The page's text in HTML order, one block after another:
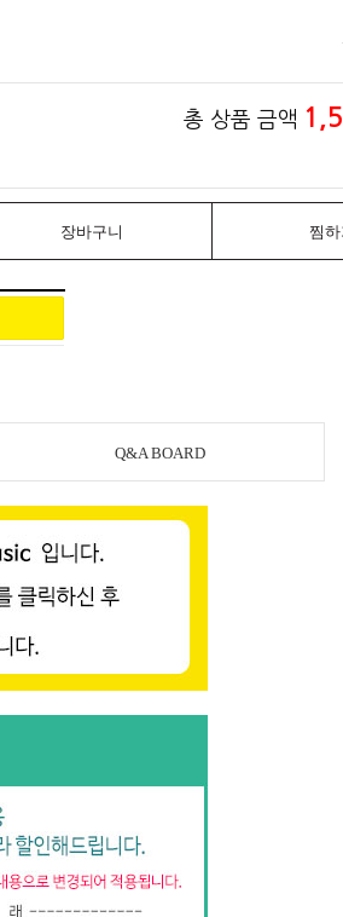
총 상품 금액
장바구니 찜하
Q&A BOARD